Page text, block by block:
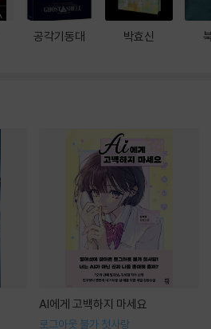
공각기동대 박효신
AI에게 고백하지 마세요
로그아웃 불가 첫사랑